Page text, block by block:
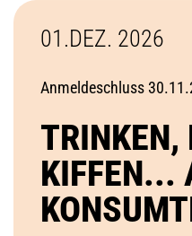
01.DEZ. 2026
Anmeldeschluss
TRINKEN,
KIFFEN...